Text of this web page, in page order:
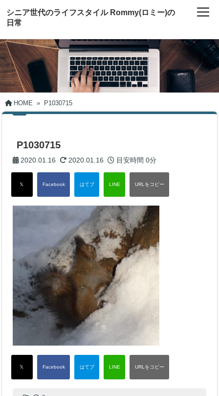
シニア世代のライフスタイル Rommy(ロミー)の
日常
HOME » P1030715
P1030715
2020.01.16 2020.01.16 目安時間0分